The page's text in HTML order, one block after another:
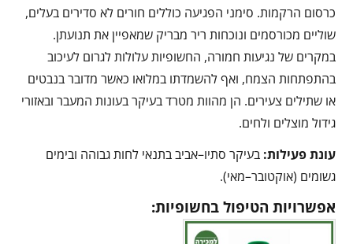
כרסום הרקמות. סימני הפגיעה כוללים חורים לא סדירים בעלים,
שוליים מכורסמים ונוכחות ריר מבריק שמאפיין את תנועתן.
במקרים של נגיעות חמורה, החשופיות עלולות לגרום לעיכוב
בהתפתחות הצמח, ואף להשמדתו במלואו כאשר מדובר בנבטים
או שתילים צעירים. הן מהוות מטרד בעיקר בעונות המעבר ובאזורי
גידול מוצלים ולחים.
עונת פעילות: בעיקר סתיו–אביב בתנאי לחות גבוהה ובימים
גשומים (אוקטובר–מאי).
אפשרויות הטיפול בחשופיות: